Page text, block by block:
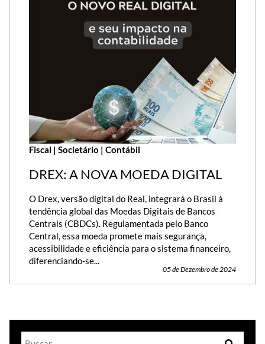
Fiscal | Societário | Contábil
DREX: A NOVA MOEDA DIGITAL
O Drex, versão digital do Real, integrará o Brasil à
tendência global das Moedas Digitais de Bancos
Centrais (CBDCs). Regulamentada pelo Banco
Central, essa moeda promete mais segurança,
acessibilidade e eficiência para o sistema financeiro,
diferenciando-se...
05 de Dezembro de 2024